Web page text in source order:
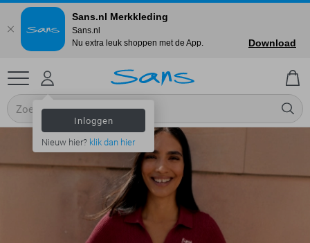
Inloggen
Nieuw hier? klik dan hier
Sans.nl Merkkleding
Sans.nl
Nu extra leuk shoppen met de App.
Download